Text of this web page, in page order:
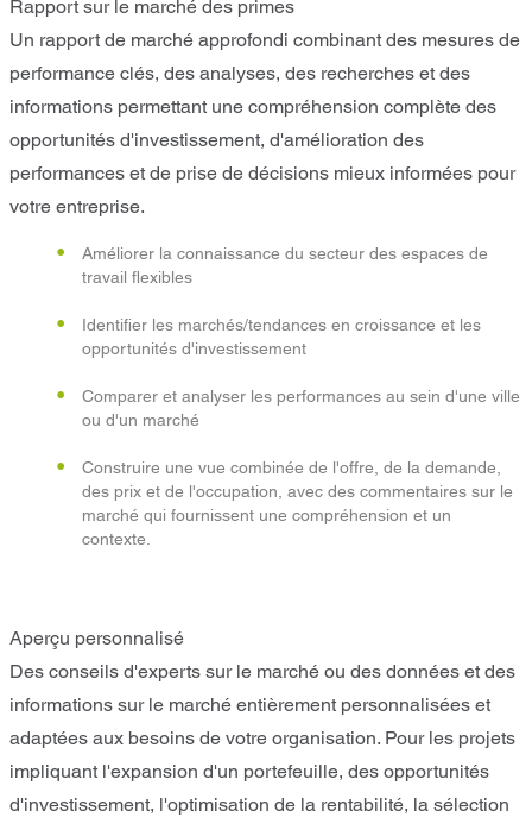
Rapport sur le marché des primes
Un rapport de marché approfondi combinant des mesures de
performance clés, des analyses, des recherches et des
informations permettant une compréhension complète des
opportunités d'investissement, d'amélioration des
performances et de prise de décisions mieux informées pour
votre entreprise.
Améliorer la connaissance du secteur des espaces de
travail flexibles
Identifier les marchés/tendances en croissance et les
opportunités d'investissement
Comparer et analyser les performances au sein d'une ville
ou d'un marché
Construire une vue combinée de l'offre, de la demande,
des prix et de l'occupation, avec des commentaires sur le
marché qui fournissent une compréhension et un
contexte.
Aperçu personnalisé
Des conseils d'experts sur le marché ou des données et des
informations sur le marché entièrement personnalisées et
adaptées aux besoins de votre organisation. Pour les projets
impliquant l'expansion d'un portefeuille, des opportunités
d'investissement, l'optimisation de la rentabilité, la sélection